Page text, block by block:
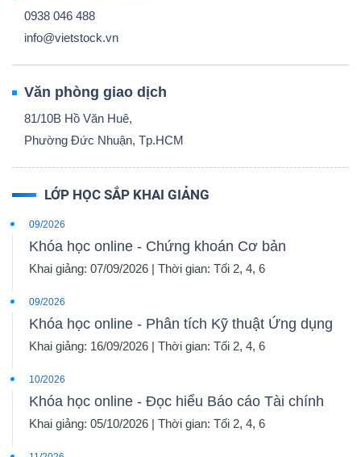
0938 046 488
info@vietstock.vn
Văn phòng giao dịch
81/10B Hồ Văn Huê,
Phường Đức Nhuận, Tp.HCM
LỚP HỌC SẮP KHAI GIẢNG
09/2026
Khóa học online - Chứng khoán Cơ bản
Khai giảng: 07/09/2026 | Thời gian: Tối 2, 4, 6
09/2026
Khóa học online - Phân tích Kỹ thuật Ứng dụng
Khai giảng: 16/09/2026 | Thời gian: Tối 2, 4, 6
10/2026
Khóa học online - Đọc hiểu Báo cáo Tài chính
Khai giảng: 05/10/2026 | Thời gian: Tối 2, 4, 6
DOANH
NGHIỆP
CỔ
PHIẾU
PHÁI